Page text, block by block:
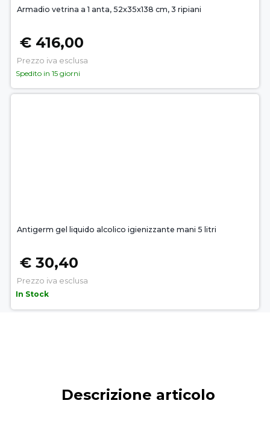
Armadio vetrina a 1 anta, 52x35x138 cm, 3 ripiani
€ 416,00
Prezzo iva esclusa
Spedito in 15 giorni
Antigerm gel liquido alcolico igienizzante mani 5 litri
€ 30,40
Prezzo iva esclusa
In Stock
Descrizione articolo